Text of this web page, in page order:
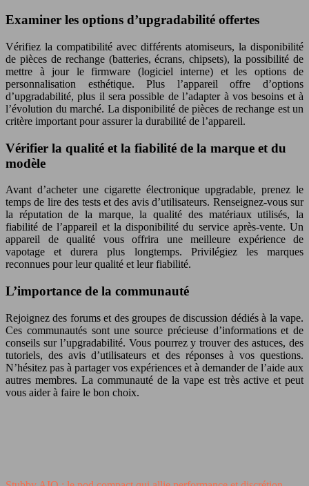
Examiner les options d’upgradabilité offertes
Vérifiez la compatibilité avec différents atomiseurs, la disponibilité
de pièces de rechange (batteries, écrans, chipsets), la possibilité de
mettre à jour le firmware (logiciel interne) et les options de
personnalisation esthétique. Plus l’appareil offre d’options
d’upgradabilité, plus il sera possible de l’adapter à vos besoins et à
l’évolution du marché. La disponibilité de pièces de rechange est un
critère important pour assurer la durabilité de l’appareil.
Vérifier la qualité et la fiabilité de la marque et du
modèle
Avant d’acheter une cigarette électronique upgradable, prenez le
temps de lire des tests et des avis d’utilisateurs. Renseignez-vous sur
la réputation de la marque, la qualité des matériaux utilisés, la
fiabilité de l’appareil et la disponibilité du service après-vente. Un
appareil de qualité vous offrira une meilleure expérience de
vapotage et durera plus longtemps. Privilégiez les marques
reconnues pour leur qualité et leur fiabilité.
L’importance de la communauté
Rejoignez des forums et des groupes de discussion dédiés à la vape.
Ces communautés sont une source précieuse d’informations et de
conseils sur l’upgradabilité. Vous pourrez y trouver des astuces, des
tutoriels, des avis d’utilisateurs et des réponses à vos questions.
N’hésitez pas à partager vos expériences et à demander de l’aide aux
autres membres. La communauté de la vape est très active et peut
vous aider à faire le bon choix.